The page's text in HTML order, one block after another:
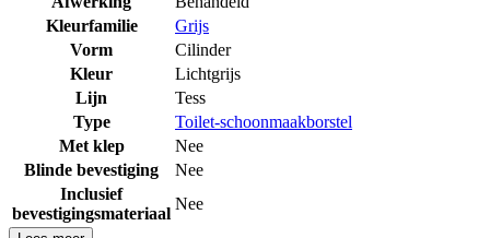
Kleurfamilie
Grijs
Vorm
Cilinder
Kleur
Lichtgrijs
Lijn
Tess
Type
Toilet-schoonmaakborstel
Met klep
Nee
Blinde bevestiging
Nee
Inclusief
bevestigingsmateriaal
Nee